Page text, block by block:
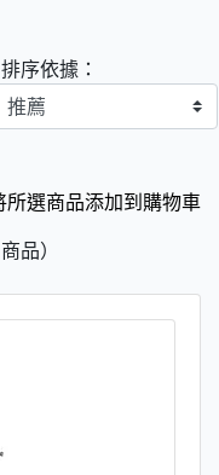
排序依據：
商品）